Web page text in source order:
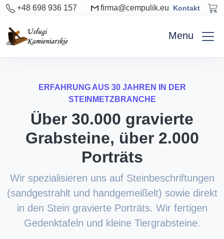
+48 698 936 157 firma@cempulik.eu Kontakt
Menu
ERFAHRUNG AUS 30 JAHREN IN DER
STEINMETZBRANCHE
Über 30.000 gravierte
Grabsteine, über 2.000
Porträts
Wir spezialisieren uns auf Steinbeschriftungen
(sandgestrahlt und handgemeißelt) sowie direkt
in den Stein gravierte Porträts. Wir fertigen
Gedenktafeln und kleine Tiergrabsteine.